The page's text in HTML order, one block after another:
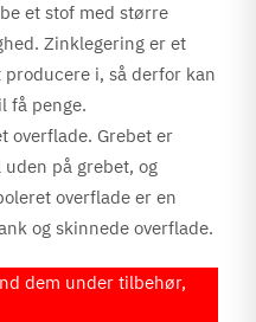
et stof med større
Zinklegering er et
i, så derfor kan
få penge.
overflade. Grebet er
på grebet, og
overflade er en
og skinnede overflade.
dem under tilbehør,